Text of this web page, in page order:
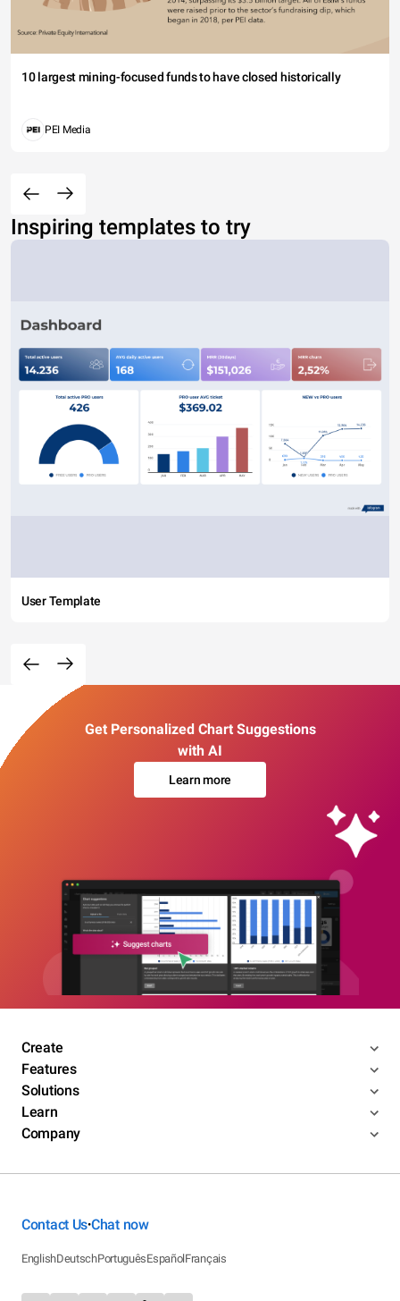
10 largest mining-focused funds to have closed historically
PEI Media
Inspiring templates to try
User Template
Get Personalized Chart Suggestions
with AI
Learn more
Create
Features
Solutions
Learn
Company
Contact Us•Chat now
EnglishDeutschPortuguêsEspañolFrançais